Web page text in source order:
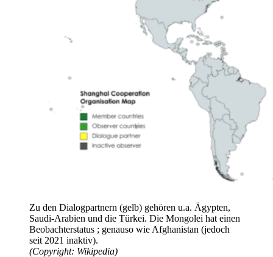
Zu den Dialogpartnern (gelb) gehören u.a. Ägypten,
Saudi-Arabien und die Türkei. Die Mongolei hat einen
Beobachterstatus ; genauso wie Afghanistan (jedoch
seit 2021 inaktiv).
(Copyright: Wikipedia)